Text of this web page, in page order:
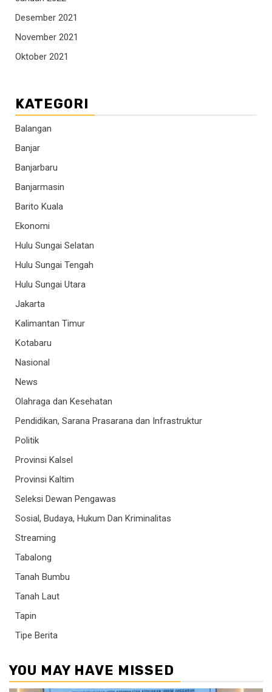
Desember 2021
November 2021
Oktober 2021
KATEGORI
Balangan
Banjar
Banjarbaru
Banjarmasin
Barito Kuala
Ekonomi
Hulu Sungai Selatan
Hulu Sungai Tengah
Hulu Sungai Utara
Jakarta
Kalimantan Timur
Kotabaru
Nasional
News
Olahraga dan Kesehatan
Pendidikan, Sarana Prasarana dan Infrastruktur
Politik
Provinsi Kalsel
Provinsi Kaltim
Seleksi Dewan Pengawas
Sosial, Budaya, Hukum Dan Kriminalitas
Streaming
Tabalong
Tanah Bumbu
Tanah Laut
Tapin
Tipe Berita
YOU MAY HAVE MISSED